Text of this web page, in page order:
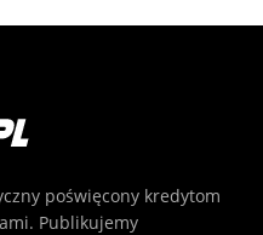
poświęcony kredytom
Publikujemy